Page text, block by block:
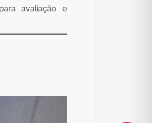
avaliação e